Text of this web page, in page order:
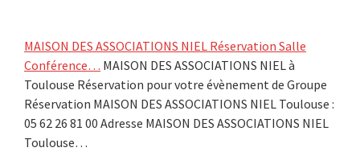
MAISON DES ASSOCIATIONS NIEL Réservation Salle
Conférence… MAISON DES ASSOCIATIONS NIEL à
Toulouse Réservation pour votre évènement de Groupe
Réservation MAISON DES ASSOCIATIONS NIEL Toulouse :
05 62 26 81 00 Adresse MAISON DES ASSOCIATIONS NIEL
Toulouse…